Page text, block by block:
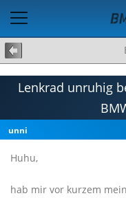
Lenkrad unruhig
unni
Huhu,
hab mir vor kurzem